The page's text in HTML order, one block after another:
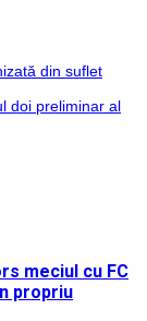
din suflet
doi preliminar al
meciul cu FC
propriu